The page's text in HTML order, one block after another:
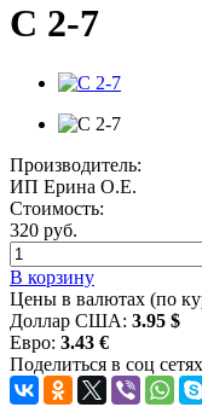
С 2-7
Производитель:
ИП Ерина О.Е.
Стоимость:
320 руб.
В корзину
Цены в валютах (по
Доллар США: 3.95 $
Евро: 3.43 €
Поделиться в соц сетях